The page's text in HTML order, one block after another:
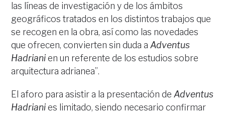
las líneas de investigación y de los ámbitos
geográficos tratados en los distintos trabajos que
se recogen en la obra, así como las novedades
que ofrecen, convierten sin duda aAdventus
Hadrianien un referente de los estudios sobre
arquitectura adrianea”.
El aforo para asistir a la presentación deAdventus
Hadrianies limitado, siendo necesario confirmar